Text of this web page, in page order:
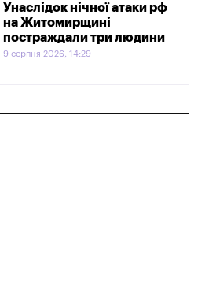
Унаслідок нічної атаки рф
на Житомирщині
постраждали три людини
9 серпня 2026, 14:29